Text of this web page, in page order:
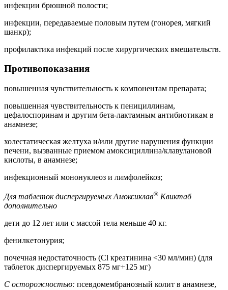
инфекции брюшной полости;
инфекции, передаваемые половым путем (гонорея, мягкий
шанкр);
профилактика инфекций после хирургических вмешательств.
Противопоказания
повышенная чувствительность к компонентам препарата;
повышенная чувствительность к пенициллинам,
цефалоспоринам и другим бета-лактамным антибиотикам в
анамнезе;
холестатическая желтуха и/или другие нарушения функции
печени, вызванные приемом амоксициллина/клавулановой
кислоты, в анамнезе;
инфекционный мононуклеоз и лимфолейкоз;
Для таблеток диспергируемых Амоксиклав® Квиктаб
дополнительно
дети до 12 лет или с массой тела меньше 40 кг.
фенилкетонурия;
почечная недостаточность (Сl креатинина <30 мл/мин) (для
таблеток диспергируемых 875 мг+125 мг)
С осторожностью: псевдомембранозный колит в анамнезе,